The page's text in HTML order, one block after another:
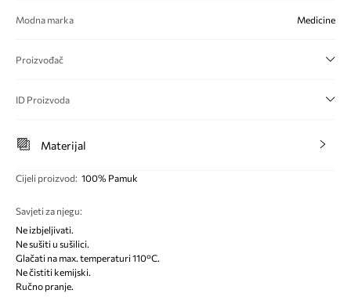
Modna marka Medicine
Proizvođač
ID Proizvoda
Materijal
Cijeli proizvod: 100% Pamuk
Savjeti za njegu:
Ne izbjeljivati.
Ne sušiti u sušilici.
Glačati na max. temperaturi 110°C.
Ne čistiti kemijski.
Ručno pranje.